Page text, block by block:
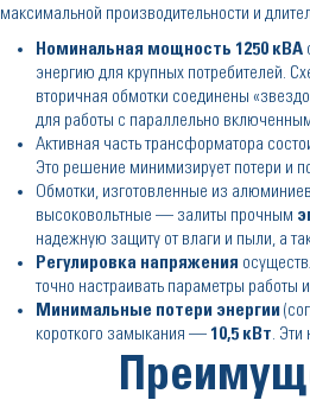
максимальной производительности и
Номинальная мощность 1250 кВА
энергию для крупных потребителей.
вторичная обмотки соединены
для работы с параллельно
Активная часть трансформатора
Это решение минимизирует потери и
Обмотки, изготовленные из
высоковольтные — залиты прочным
надежную защиту от влаги и пыли, а
Регулировка напряжения
точно настраивать параметры работы
Минимальные потери энергии
короткого замыкания — 10,5 кВт. Эти